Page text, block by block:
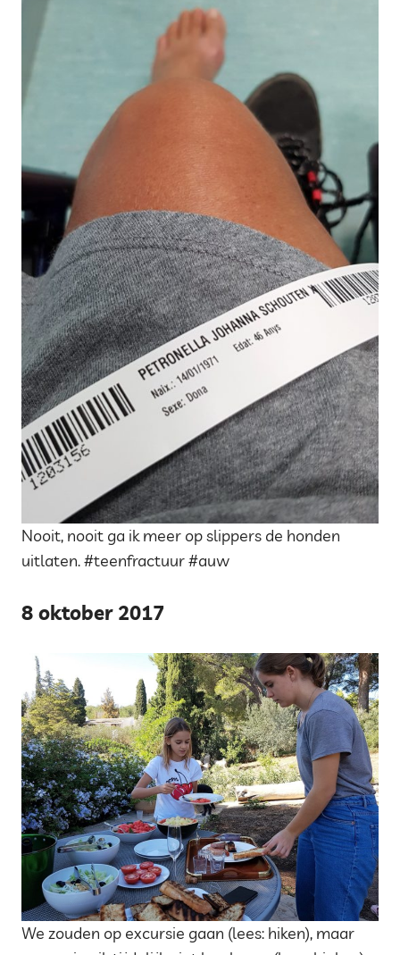
Nooit, nooit ga ik meer op slippers de honden
uitlaten. #teenfractuur #auw
8 oktober 2017
We zouden op excursie gaan (lees: hiken), maar